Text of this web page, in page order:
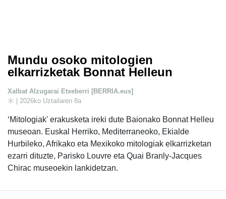
Mundu osoko mitologien
elkarrizketak Bonnat Helleun
Xalbat Alzugarai Etxeberri [BERRIA.eus]
| 2026ko Uztailaren 8a
‘Mitologiak' erakusketa ireki dute Baionako Bonnat Helleu
museoan. Euskal Herriko, Mediterraneoko, Ekialde
Hurbileko, Afrikako eta Mexikoko mitologiak elkarrizketan
ezarri dituzte, Parisko Louvre eta Quai Branly-Jacques
Chirac museoekin lankidetzan.